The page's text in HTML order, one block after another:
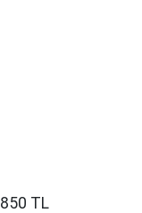
850 TL